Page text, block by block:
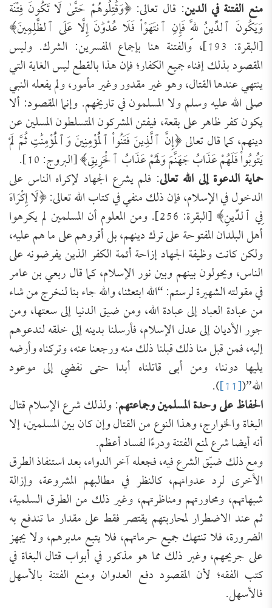
منع الفتنة في الدين: قال تعالى: ﴿‌وَقَٰتِلُوهُمْ ‌حَتَّىٰ لَا تَكُونَ فِتْنَة
وَيَكُونَ ٱلدِّينُ لِلَّهِ فَإِنِ ٱنتَهَوْاْ فَلَا عُدْوَٰنَ إِلَّا عَلَى ٱلظَّٰلِمِينَ﴾
[البقرة: 193]، والفتنة هنا بإجماع المفسرين: الشرك. وليس
المقصود بذلك إفناء جميع الكفار؛ فإن هذا بالقطع ليس الغاية التي
ينتهي عندها القتال، وهو غير مقدور وغير مأمور، ولم يفعله النبي
صلى الله عليه وسلم ولا المسلمون في تاريخهم. وإنما المقصود: ألا
يكون كفر ظاهر على بقعة، فيفتن المشركون المتسلطون المسلين عن
دينهم، كما قال تعالى ﴿إِنَّ ٱلَّذِينَ ‌فَتَنُواْ ‌ٱلْمُؤْمِنِينَ وَٱلْمُؤْمِنَٰتِ ثُمَّ لَمْ
يَتُوبُواْ فَلَهُمْ عَذَابُ جَهَنَّمَ وَلَهُمْ عَذَابُ ٱلْحَرِيقِ﴾ [البروج: 10].
حماية الدعوة إلى الله تعالى: فلم يشرع الجهاد لإكراه الناس على
الدخول في الإسلام، فإن ذلك منفي في كتاب الله تعالى: ﴿‌لَا ‌إِكْرَاهَ
فِي ٱلدِّينِ﴾ [البقرة: 256]. ومن المعلوم أن المسلمين لم يكرهوا
أهل البلدان المفتوحة على ترك دينهم، بل أقروهم على ما هم عليه،
ولكن كانت وظيفة الجهاد إزاحة أئمة الكفر الذين يفرضونه على
الناس، ويحولون بينهم وبين نور الإسلام، كما قال ربعي بن عامر
في مقولته الشهيرة لرستم: “‌الله ‌ابتعثنا، والله جاء بنا لنخرج من شاء
من عبادة العباد إلى عبادة الله، ومن ضيق الدنيا إلى سعتها، ومن
جور الأديان إلى عدل الإسلام، فأرسلنا بدينه إلى خلقه لندعوهم
إليه، فمن قبل منا ذلك قبلنا ذلك منه ورجعنا عنه، وتركناه وأرضه
يليها دوننا، ومن أبى قاتلناه أبدا حتى نفضي إلى موعود
الله”([11]
).
الحفاظ على وحدة المسلمين وجماعتهم: ولذلك شرع الإسلام قتال
البغاة والخوارج، وهذا النوع من القتال وإن كان بين المسلمين، إلا
أنه أيضا شرع لمنع الفتنة ودرءًا لفساد أعظم.
ومع ذلك ضيّق الشرع فيه، فجعله آخر الدواء، بعد استنفاذ الطرق
الأخرى لرد عدوانهم، كالنظر في مطالبهم المشروعة، وإزالة
شبهاتهم، ومحاورتهم ومناظرتهم، وغير ذلك من الطرق السلمية،
ثم عند الاضطرار لمحاربتهم يقتصر فقط على مقدار ما تندفع به
الضرورة، فلا تنتهك جميع حرماتهم، فلا يتبع مدبرهم، ولا يجهز
على جريحهم، وغير ذلك مما هو مذكور في أبواب قتال البغاة في
كتب الفقه؛ لأن المقصود دفع العدوان ومنع الفتنة بالأسهل
فالأسهل.